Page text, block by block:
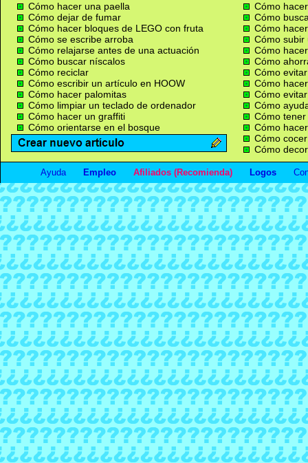
Cómo hacer una paella
Cómo dejar de fumar
Cómo hacer bloques de LEGO con fruta
Cómo se escribe arroba
Cómo relajarse antes de una actuación
Cómo buscar níscalos
Cómo reciclar
Cómo escribir un artículo en HOOW
Cómo hacer palomitas
Cómo limpiar un teclado de ordenador
Cómo hacer un graffiti
Cómo orientarse en el bosque
Cómo
Cómo
Cómo
Cómo subir
Cómo
Cómo
Cómo
Cómo
Cómo
Cómo
Cómo
Cómo
Cómo
Cómo
Ayuda Empleo Afiliados (Recomienda) Logos